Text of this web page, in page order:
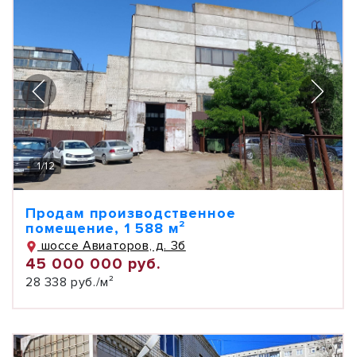
1/12
Продам производственное
помещение, 1 588 м²
шоссе Авиаторов, д. 3б
45 000 000 руб.
28 338 руб./м²